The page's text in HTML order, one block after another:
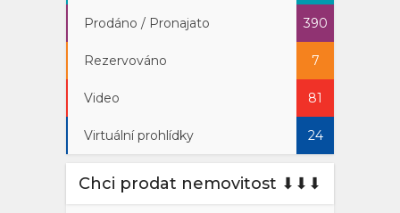
Prodáno / Pronajato 390
Rezervováno 7
Video 81
Virtuální prohlídky 24
Chci prodat nemovitost ⬇︎⬇︎⬇︎